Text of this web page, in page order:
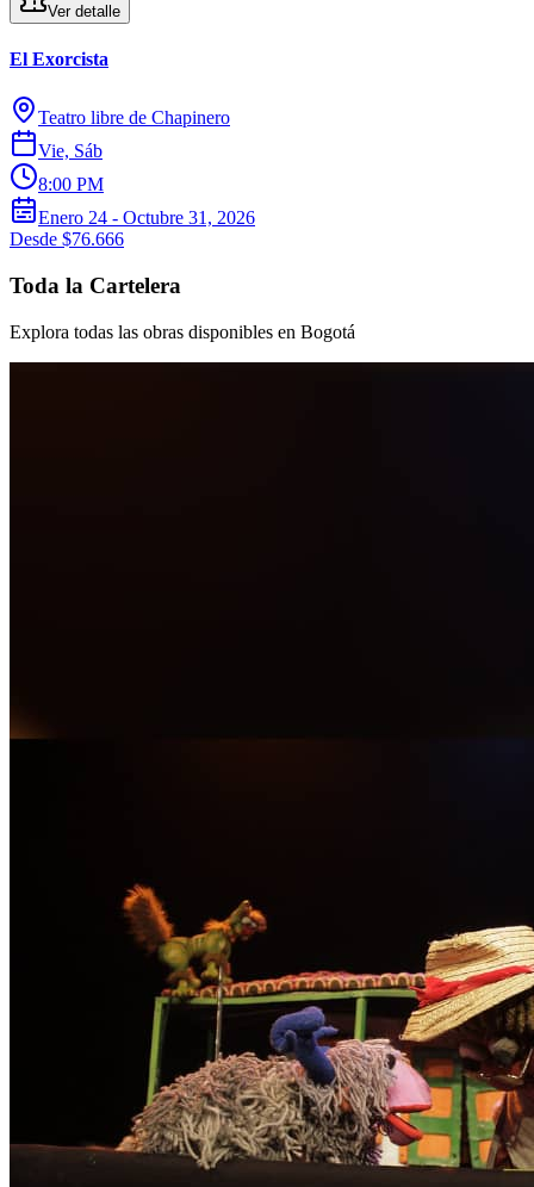
Ver detalle
El Exorcista
Teatro libre de Chapinero
Vie, Sáb
8:00 PM
Enero 24 - Octubre 31, 2026
Desde $76.666
Toda la Cartelera
Explora todas las obras disponibles en Bogotá